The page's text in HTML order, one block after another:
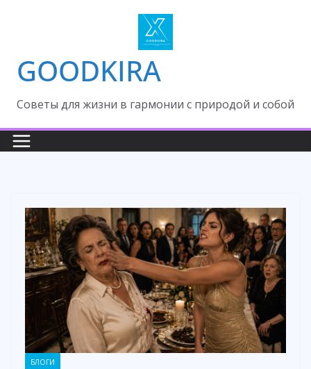
GOODKIRA
Cоветы для жизни в гармонии с природой и собой
БЛОГИ